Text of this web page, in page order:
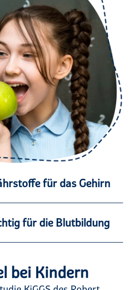
für das Gehirn
für die Blutbildung
bei Kindern